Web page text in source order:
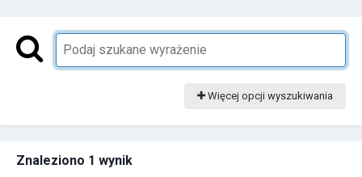
Więcej opcji wyszukiwania
Znaleziono 1 wynik